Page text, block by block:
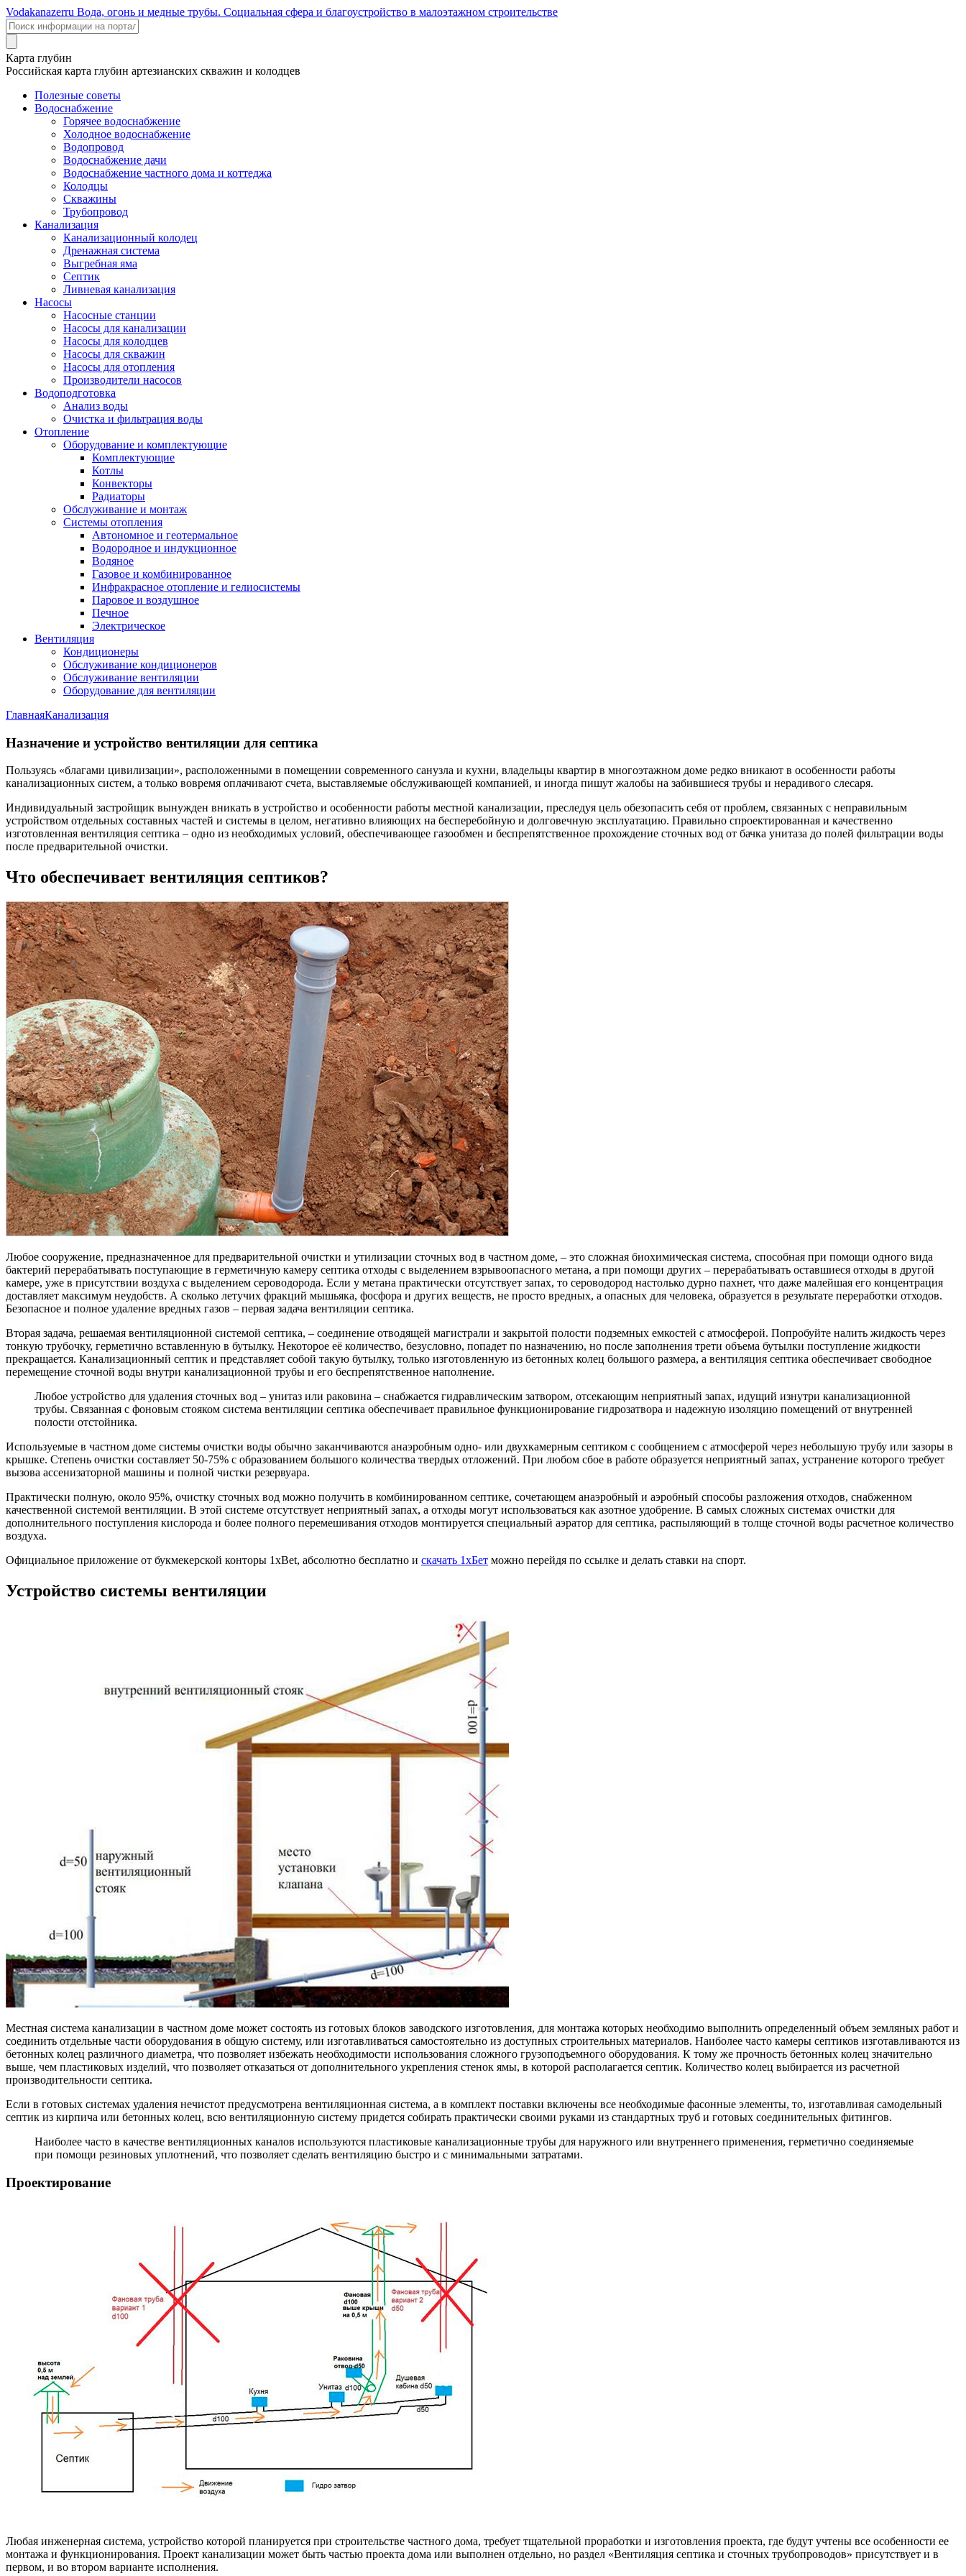
Vodakanazerru Вода, огонь и медные трубы. Социальная сфера и благоустройство в малоэтажном строительстве
Карта глубин
Российская карта глубин артезианских скважин и колодцев
Полезные советы
Водоснабжение
Горячее водоснабжение
Холодное водоснабжение
Водопровод
Водоснабжение дачи
Водоснабжение частного дома и коттеджа
Колодцы
Скважины
Трубопровод
Канализация
Канализационный колодец
Дренажная система
Выгребная яма
Септик
Ливневая канализация
Насосы
Насосные станции
Насосы для канализации
Насосы для колодцев
Насосы для скважин
Насосы для отопления
Производители насосов
Водоподготовка
Анализ воды
Очистка и фильтрация воды
Отопление
Оборудование и комплектующие
Комплектующие
Котлы
Конвекторы
Радиаторы
Обслуживание и монтаж
Системы отопления
Автономное и геотермальное
Водородное и индукционное
Водяное
Газовое и комбинированное
Инфракрасное отопление и гелиосистемы
Паровое и воздушное
Печное
Электрическое
Вентиляция
Кондиционеры
Обслуживание кондиционеров
Обслуживание вентиляции
Оборудование для вентиляции
ГлавнаяКанализация
Назначение и устройство вентиляции для септика
Пользуясь «благами цивилизации», расположенными в помещении современного санузла и кухни, владельцы квартир в многоэтажном доме редко вникают в особенности работы
канализационных систем, а только вовремя оплачивают счета, выставляемые обслуживающей компанией, и иногда пишут жалобы на забившиеся трубы и нерадивого слесаря.
Индивидуальный застройщик вынужден вникать в устройство и особенности работы местной канализации, преследуя цель обезопасить себя от проблем, связанных с неправильным
устройством отдельных составных частей и системы в целом, негативно влияющих на бесперебойную и долговечную эксплуатацию. Правильно спроектированная и качественно
изготовленная вентиляция септика – одно из необходимых условий, обеспечивающее газообмен и беспрепятственное прохождение сточных вод от бачка унитаза до полей фильтрации воды
после предварительной очистки.
Что обеспечивает вентиляция септиков?
Любое сооружение, предназначенное для предварительной очистки и утилизации сточных вод в частном доме, – это сложная биохимическая система, способная при помощи одного вида
бактерий перерабатывать поступающие в герметичную камеру септика отходы с выделением взрывоопасного метана, а при помощи других – перерабатывать оставшиеся отходы в другой
камере, уже в присутствии воздуха с выделением сероводорода. Если у метана практически отсутствует запах, то сероводород настолько дурно пахнет, что даже малейшая его концентрация
доставляет максимум неудобств. А сколько летучих фракций мышьяка, фосфора и других веществ, не просто вредных, а опасных для человека, образуется в результате переработки отходов.
Безопасное и полное удаление вредных газов – первая задача вентиляции септика.
Вторая задача, решаемая вентиляционной системой септика, – соединение отводящей магистрали и закрытой полости подземных емкостей с атмосферой. Попробуйте налить жидкость через
тонкую трубочку, герметично вставленную в бутылку. Некоторое её количество, безусловно, попадет по назначению, но после заполнения трети объема бутылки поступление жидкости
прекращается. Канализационный септик и представляет собой такую бутылку, только изготовленную из бетонных колец большого размера, а вентиляция септика обеспечивает свободное
перемещение сточной воды внутри канализационной трубы и его беспрепятственное наполнение.
Любое устройство для удаления сточных вод – унитаз или раковина – снабжается гидравлическим затвором, отсекающим неприятный запах, идущий изнутри канализационной
трубы. Связанная с фоновым стояком система вентиляции септика обеспечивает правильное функционирование гидрозатвора и надежную изоляцию помещений от внутренней
полости отстойника.
Используемые в частном доме системы очистки воды обычно заканчиваются анаэробным одно- или двухкамерным септиком с сообщением с атмосферой через небольшую трубу или зазоры в
крышке. Степень очистки составляет 50-75% с образованием большого количества твердых отложений. При любом сбое в работе образуется неприятный запах, устранение которого требует
вызова ассенизаторной машины и полной чистки резервуара.
Практически полную, около 95%, очистку сточных вод можно получить в комбинированном септике, сочетающем анаэробный и аэробный способы разложения отходов, снабженном
качественной системой вентиляции. В этой системе отсутствует неприятный запах, а отходы могут использоваться как азотное удобрение. В самых сложных системах очистки для
дополнительного поступления кислорода и более полного перемешивания отходов монтируется специальный аэратор для септика, распыляющий в толще сточной воды расчетное количество
воздуха.
Официальное приложение от букмекерской конторы 1xBet, абсолютно бесплатно и скачать 1хБет можно перейдя по ссылке и делать ставки на спорт.
Устройство системы вентиляции
Местная система канализации в частном доме может состоять из готовых блоков заводского изготовления, для монтажа которых необходимо выполнить определенный объем земляных работ и
соединить отдельные части оборудования в общую систему, или изготавливаться самостоятельно из доступных строительных материалов. Наиболее часто камеры септиков изготавливаются из
бетонных колец различного диаметра, что позволяет избежать необходимости использования сложного грузоподъемного оборудования. К тому же прочность бетонных колец значительно
выше, чем пластиковых изделий, что позволяет отказаться от дополнительного укрепления стенок ямы, в которой располагается септик. Количество колец выбирается из расчетной
производительности септика.
Если в готовых системах удаления нечистот предусмотрена вентиляционная система, а в комплект поставки включены все необходимые фасонные элементы, то, изготавливая самодельный
септик из кирпича или бетонных колец, всю вентиляционную систему придется собирать практически своими руками из стандартных труб и готовых соединительных фитингов.
Наиболее часто в качестве вентиляционных каналов используются пластиковые канализационные трубы для наружного или внутреннего применения, герметично соединяемые
при помощи резиновых уплотнений, что позволяет сделать вентиляцию быстро и с минимальными затратами.
Проектирование
Любая инженерная система, устройство которой планируется при строительстве частного дома, требует тщательной проработки и изготовления проекта, где будут учтены все особенности ее
монтажа и функционирования. Проект канализации может быть частью проекта дома или выполнен отдельно, но раздел «Вентиляция септика и сточных трубопроводов» присутствует и в
первом, и во втором варианте исполнения.